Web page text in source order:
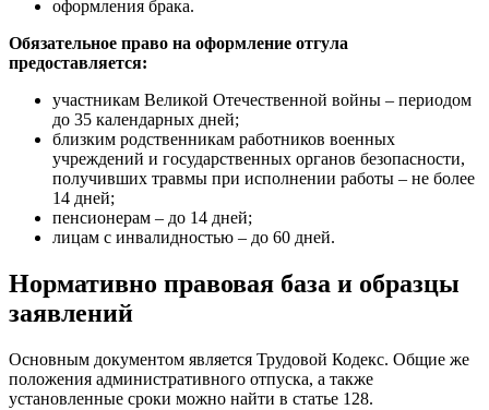
оформления брака.
Обязательное право на оформление отгула
предоставляется:
участникам Великой Отечественной войны – периодом
до 35 календарных дней;
близким родственникам работников военных
учреждений и государственных органов безопасности,
получивших травмы при исполнении работы – не более
14 дней;
пенсионерам – до 14 дней;
лицам с инвалидностью – до 60 дней.
Нормативно правовая база и образцы
заявлений
Основным документом является Трудовой Кодекс. Общие же
положения административного отпуска, а также
установленные сроки можно найти в статье 128.